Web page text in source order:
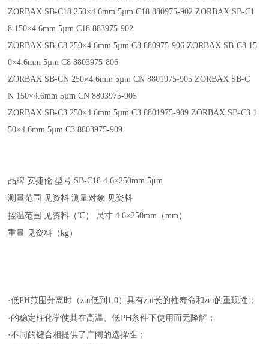
ZORBAX SB-C18 250×4.6mm 5µm C18 880975-902 ZORBAX SB-C1
8 150×4.6mm 5µm C18 883975-902
ZORBAX SB-C8 250×4.6mm 5µm C8 880975-906 ZORBAX SB-C8 15
0×4.6mm 5µm C8 8803975-806
ZORBAX SB-CN 250×4.6mm 5µm CN 8801975-905 ZORBAX SB-C
N 150×4.6mm 5µm CN 8803975-905
ZORBAX SB-C3 250×4.6mm 5µm C3 8801975-909 ZORBAX SB-C3 1
50×4.6mm 5µm C3 8803975-909
品牌 安捷伦 型号 SB-C18 4.6×250mm 5μm
测量范围
见资料 测量对象 见资料
控温范围
见资料（℃） 尺寸 4.6×250mm（mm）
重量 见资料（kg）
·低PH范围分离时（zui低到1.0）具有zui长的柱寿命和zui的重现性；
·的稳定柱化学使其在高温、低PH条件下使用而无降解；
·不同的键合相提供了广阔的选择性；